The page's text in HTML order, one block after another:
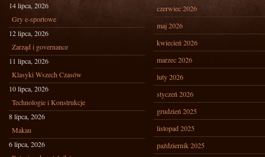
14 lipca, 2026
Gry e-sportowe
12 lipca, 2026
Zarząd i governance
11 lipca, 2026
Klasyki Wszech Czasów
10 lipca, 2026
Technologie i Konstrukcje
8 lipca, 2026
Makau
6 lipca, 2026
czerwiec 2026
maj 2026
kwiecień 2026
marzec 2026
luty 2026
styczeń 2026
grudzień 2025
listopad 2025
październik 2025